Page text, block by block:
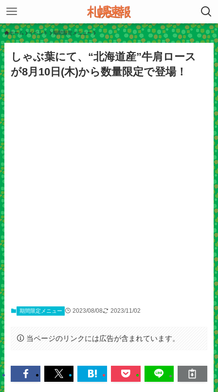
ホーム イベント 期間限定メニュー
しゃぶ葉にて、“北海道産”牛肩ロース
が8月10日(木)から数量限定で登場！
期間限定メニュー 2023/08/08 2023/11/02
当ページのリンクには広告が含まれています。